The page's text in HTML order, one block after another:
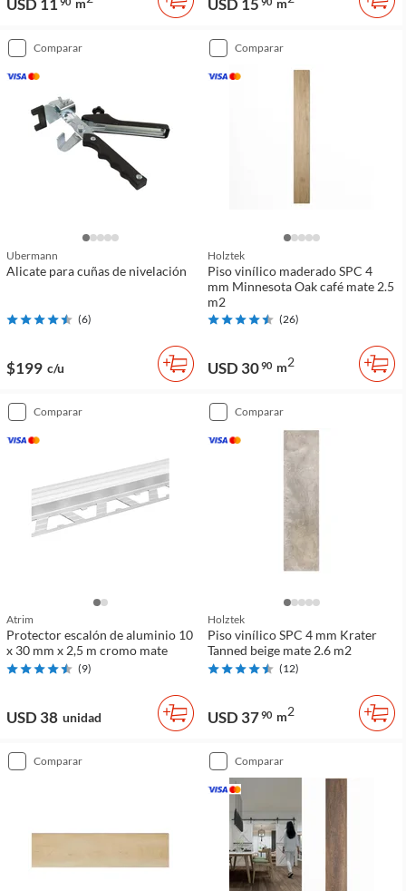
USD 11 m USD 15 m
comparar
Ubermann
Alicate para cuñas de nivelación
(6)
$199 c/u
comparar
Holztek
Piso vinílico maderado SPC 4
mm Minnesota Oak café mate 2.5
m2
(26)
USD 3090 m2
comparar
Atrim
Protector escalón de aluminio 10
x 30 mm x 2,5 m cromo mate
(9)
USD 38 unidad
comparar
Holztek
Piso vinílico SPC 4 mm Krater
Tanned beige mate 2.6 m2
(12)
USD 3790 m2
comparar comparar